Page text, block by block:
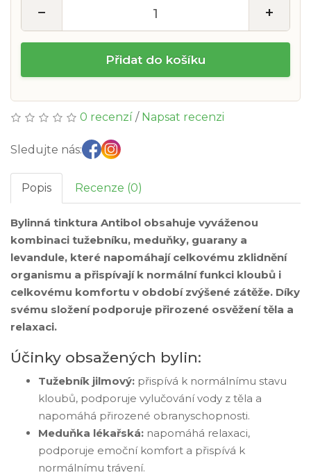
− +
Přidat do košíku
0 recenzí / Napsat recenzi
Sledujte nás:
Popis Recenze (0)
Bylinná tinktura Antibol obsahuje vyváženou
kombinaci tužebníku, meduňky, guarany a
levandule, které napomáhají celkovému zklidnění
organismu a přispívají k normální funkci kloubů i
celkovému komfortu v období zvýšené zátěže. Díky
svému složení podporuje přirozené osvěžení těla a
relaxaci.
Účinky obsažených bylin:
Tužebník jilmový: přispívá k normálnímu stavu
kloubů, podporuje vylučování vody z těla a
napomáhá přirozené obranyschopnosti.
Meduňka lékařská: napomáhá relaxaci,
podporuje emoční komfort a přispívá k
normálnímu trávení.